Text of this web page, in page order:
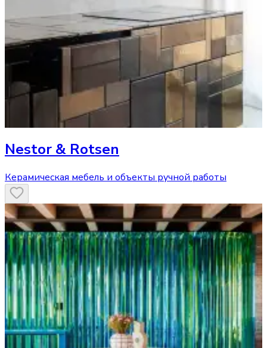
Nestor & Rotsen
Керамическая мебель и объекты ручной работы